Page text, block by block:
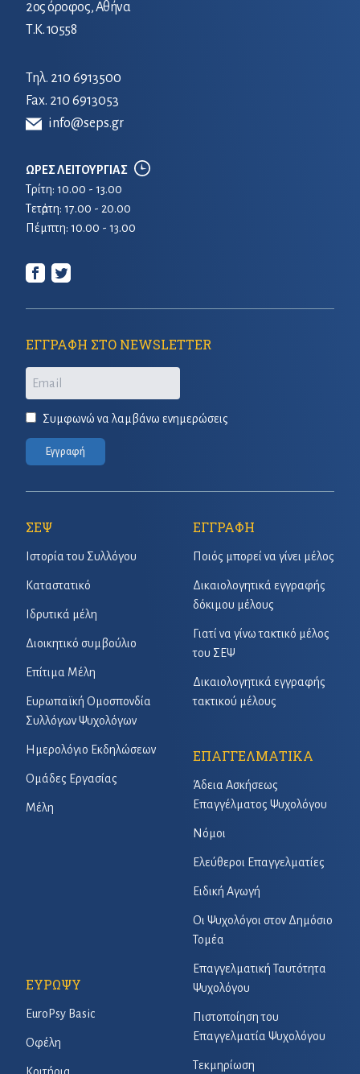
2ος όροφος, Αθήνα
Τ.Κ. 10558
Τηλ. 210 6913500
Fax. 210 6913053
info@seps.gr
ΩΡΕΣ ΛΕΙΤΟΥΡΓΙΑΣ
Τρίτη: 10.00 - 13.00
Τετἀρτη: 17.00 - 20.00
Πέμπτη: 10.00 - 13.00
ΕΓΓΡΑΦΗ ΣΤΟ NEWSLETTER
Email
Συμφωνώ να λαμβάνω ενημερώσεις
Εγγραφή
ΣΕΨ
Ιστορία του Συλλόγου
Καταστατικό
Ιδρυτικά μέλη
Διοικητικό συμβούλιο
Επίτιμα Μέλη
Ευρωπαϊκή Ομοσπονδία
Συλλόγων Ψυχολόγων
Ημερολόγιο Εκδηλώσεων
Ομάδες Εργασίας
Μέλη
ΕΓΓΡΑΦΗ
Ποιός μπορεί να γίνει μέλος
Δικαιολογητικά εγγραφής
δόκιμου μέλους
Γιατί να γίνω τακτικό μέλος
του ΣΕΨ
Δικαιολογητικά εγγραφής
τακτικού μέλους
ΕΠΑΓΓΕΛΜΑΤΙΚΑ
Άδεια Ασκήσεως
Επαγγέλματος Ψυχολόγου
Νόμοι
Ελεύθεροι Επαγγελματίες
Ειδική Αγωγή
Οι Ψυχολόγοι στον Δημόσιο
Τομέα
Επαγγελματική Ταυτότητα
Ψυχολόγου
Πιστοποίηση του
Επαγγελματία Ψυχολόγου
Τεκμηρίωση
ΕΥΡΩΨΥ
EuroPsy Basic
Οφέλη